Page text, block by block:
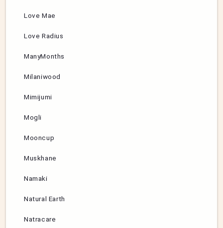
Love Mae
Love Radius
ManyMonths
Milaniwood
Mimijumi
Mogli
Mooncup
Muskhane
Namaki
Natural Earth
Natracare